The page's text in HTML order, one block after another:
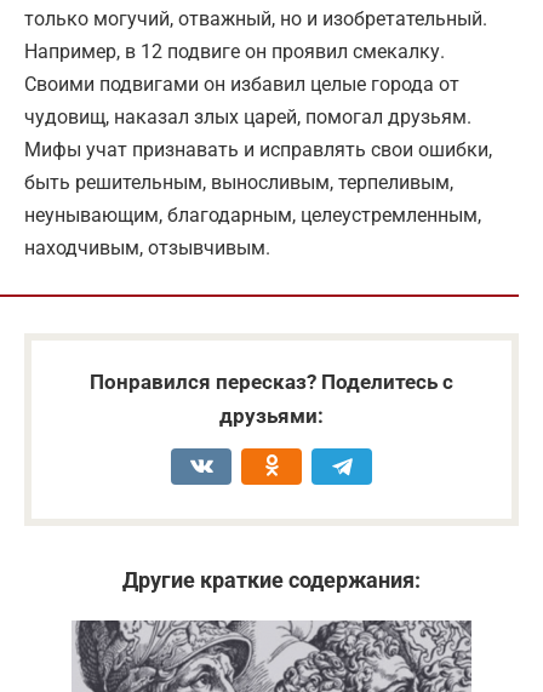
только могучий, отважный, но и изобретательный.
Например, в 12 подвиге он проявил смекалку.
Своими подвигами он избавил целые города от
чудовищ, наказал злых царей, помогал друзьям.
Мифы учат признавать и исправлять свои ошибки,
быть решительным, выносливым, терпеливым,
неунывающим, благодарным, целеустремленным,
находчивым, отзывчивым.
Понравился пересказ? Поделитесь с
друзьями:
Другие краткие содержания: